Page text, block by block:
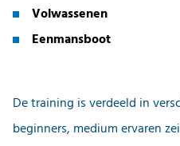
Volwassenen
Eenmansboot
De training is verdeeld in
beginners, medium ervaren